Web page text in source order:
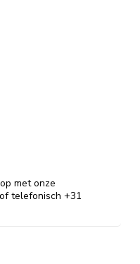
met onze
of telefonisch +31